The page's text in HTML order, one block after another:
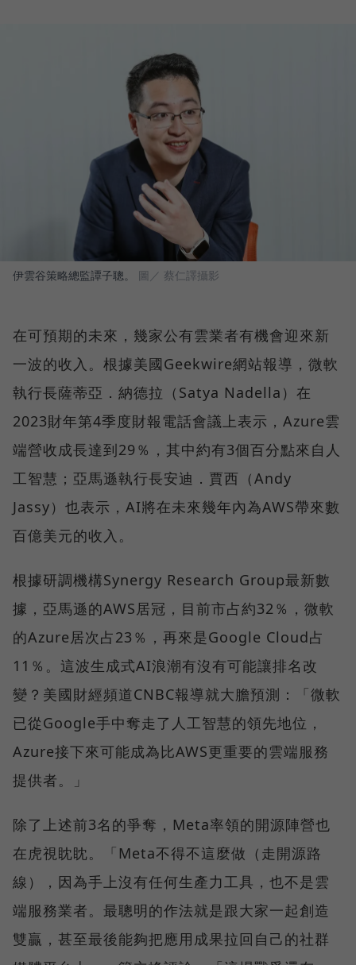
伊雲谷策略總監譚子聰。 圖／ 蔡仁譯攝影
在可預期的未來，幾家公有雲業者有機會迎來新
一波的收入。根據美國Geekwire網站報導，微軟
執行長薩蒂亞．納德拉（Satya Nadella）在
2023財年第4季度財報電話會議上表示，Azure雲
端營收成長達到29％，其中約有3個百分點來自人
工智慧；亞馬遜執行長安迪．賈西（Andy
Jassy）也表示，AI將在未來幾年內為AWS帶來數
百億美元的收入。
根據研調機構Synergy Research Group最新數
據，亞馬遜的AWS居冠，目前市占約32％，微軟
的Azure居次占23％，再來是Google Cloud占
11％。這波生成式AI浪潮有沒有可能讓排名改
變？美國財經頻道CNBC報導就大膽預測：「微軟
已從Google手中奪走了人工智慧的領先地位，
Azure接下來可能成為比AWS更重要的雲端服務
提供者。」
除了上述前3名的爭奪，Meta率領的開源陣營也
在虎視眈眈。「Meta不得不這麼做（走開源路
線），因為手上沒有任何生產力工具，也不是雲
端服務業者。最聰明的作法就是跟大家一起創造
雙贏，甚至最後能夠把應用成果拉回自己的社群